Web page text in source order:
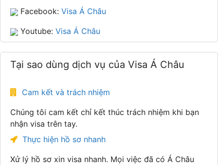
Facebook: Visa Á Châu
Youtube: Visa Á Châu
Tại sao dùng dịch vụ của Visa Á Châu
Cam kết và trách nhiệm
Chúng tôi cam kết chỉ kết thúc trách nhiệm khi bạn
nhận visa trên tay.
Thực hiện hồ sơ nhanh
Xử lý hồ sơ xin visa nhanh. Mọi việc đã có Á Châu